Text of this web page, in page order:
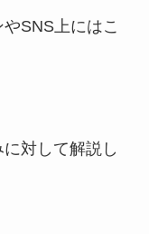
SNS上にはこ
対して解説し